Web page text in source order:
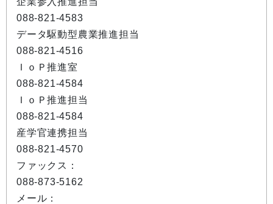
088-821-4583
データ駆動型農業推進担当
088-821-4516
ＩｏＰ推進室
088-821-4584
ＩｏＰ推進担当
088-821-4584
産学官連携担当
088-821-4570
ファックス：
088-873-5162
メール：